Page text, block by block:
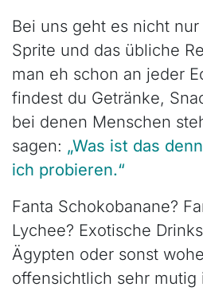
Bei uns geht es nicht
Sprite und das übliche
man eh schon an jeder
findest du Getränke,
bei denen Menschen
sagen: „Was ist das
ich probieren.“
Fanta Schokobanane?
Lychee? Exotische
Ägypten oder sonst
offensichtlich sehr mutig